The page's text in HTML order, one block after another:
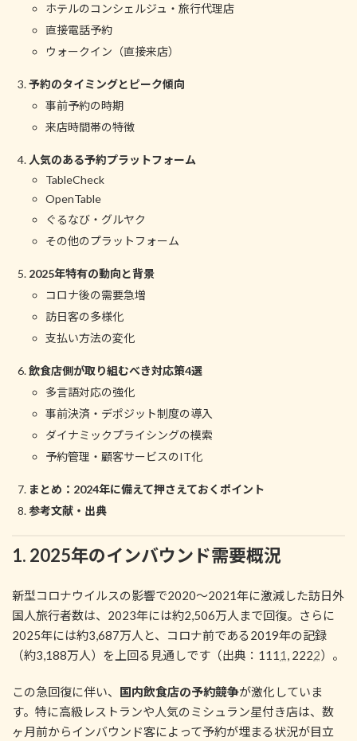
ホテルのコンシェルジュ・旅行代理店
直接電話予約
ウォークイン（直接来店）
予約のタイミングとピーク傾向
事前予約の時期
来店時間帯の特徴
人気のある予約プラットフォーム
TableCheck
OpenTable
ぐるなび・グルヤク
その他のプラットフォーム
2025年特有の動向と背景
コロナ後の需要急増
訪日客の多様化
支払い方法の変化
飲食店側が取り組むべき対応策4選
多言語対応の強化
事前決済・デポジット制度の導入
ダイナミックプライシングの模索
予約管理・顧客サービスのIT化
まとめ：2024年に備えて押さえておくポイント
参考文献・出典
1. 2025年のインバウンド需要概況
新型コロナウイルスの影響で2020～2021年に激減した訪日外
国人旅行者数は、2023年には約2,506万人まで回復。さらに
2025年には約3,687万人と、コロナ前である2019年の記録
（約3,188万人）を上回る見通しです（出典：1111 , 2222）。
この急回復に伴い、 国内飲食店の予約競争が激化していま
す。特に高級レストランや人気のミシュラン星付き店は、数
ヶ月前からインバウンド客によって予約が埋まる状況が目立